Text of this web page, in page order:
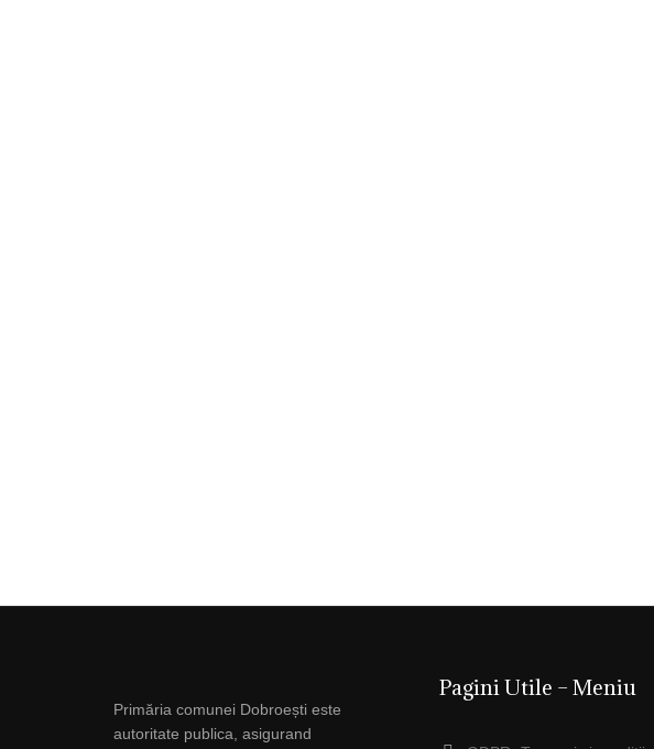
Primăria comunei Dobroești este
autoritate publica, asigurand
Pagini Utile – Meniu